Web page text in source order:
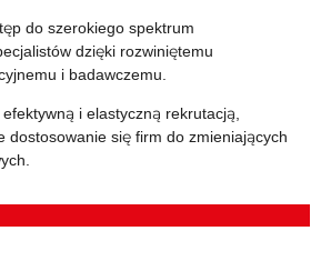
do szerokiego spektrum
dzięki rozwiniętemu
i badawczemu.
i elastyczną rekrutacją,
dostosowanie się firm do zmieniających